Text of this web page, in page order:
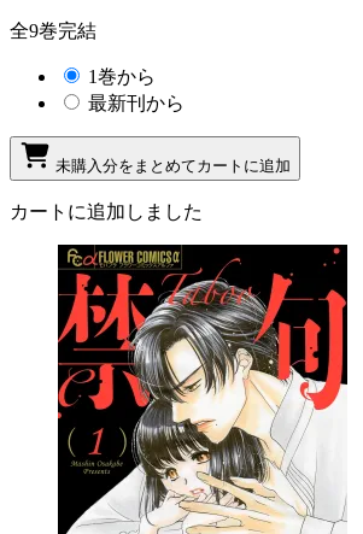
全9巻完結
1巻から
最新刊から
未購入分をまとめてカートに追加
カートに追加しました